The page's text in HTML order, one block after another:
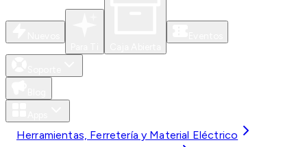
Herramientas, Ferretería y Material Eléctrico